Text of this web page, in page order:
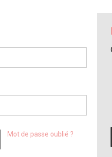
Mot de passe oublié ?